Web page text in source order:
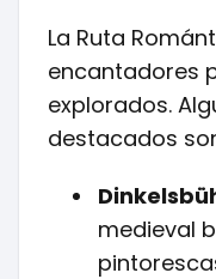
La Ruta
encantadores
explorados.
destacados
medieval